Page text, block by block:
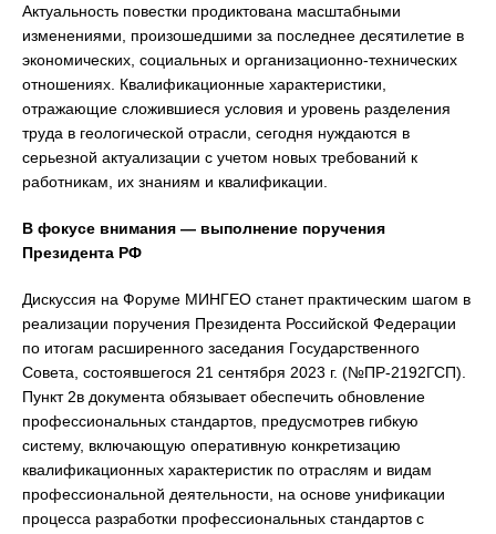
Актуальность повестки продиктована масштабными
изменениями, произошедшими за последнее десятилетие в
экономических, социальных и организационно-технических
отношениях. Квалификационные характеристики,
отражающие сложившиеся условия и уровень разделения
труда в геологической отрасли, сегодня нуждаются в
серьезной актуализации с учетом новых требований к
работникам, их знаниям и квалификации.
В фокусе внимания — выполнение поручения
Президента РФ
Дискуссия на Форуме МИНГЕО станет практическим шагом в
реализации поручения Президента Российской Федерации
по итогам расширенного заседания Государственного
Совета, состоявшегося 21 сентября 2023 г. (№ПР-2192ГСП).
Пункт 2в документа обязывает обеспечить обновление
профессиональных стандартов, предусмотрев гибкую
систему, включающую оперативную конкретизацию
квалификационных характеристик по отраслям и видам
профессиональной деятельности, на основе унификации
процесса разработки профессиональных стандартов с